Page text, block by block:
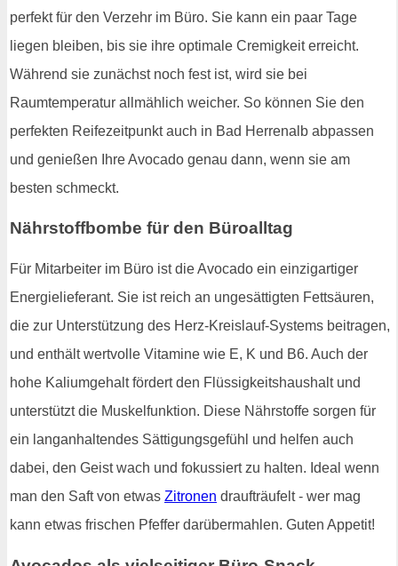
perfekt für den Verzehr im Büro. Sie kann ein paar Tage
liegen bleiben, bis sie ihre optimale Cremigkeit erreicht.
Während sie zunächst noch fest ist, wird sie bei
Raumtemperatur allmählich weicher. So können Sie den
perfekten Reifezeitpunkt auch in Bad Herrenalb abpassen
und genießen Ihre Avocado genau dann, wenn sie am
besten schmeckt.
Nährstoffbombe für den Büroalltag
Für Mitarbeiter im Büro ist die Avocado ein einzigartiger
Energielieferant. Sie ist reich an ungesättigten Fettsäuren,
die zur Unterstützung des Herz-Kreislauf-Systems beitragen,
und enthält wertvolle Vitamine wie E, K und B6. Auch der
hohe Kaliumgehalt fördert den Flüssigkeitshaushalt und
unterstützt die Muskelfunktion. Diese Nährstoffe sorgen für
ein langanhaltendes Sättigungsgefühl und helfen auch
dabei, den Geist wach und fokussiert zu halten. Ideal wenn
man den Saft von etwas Zitronen draufträufelt - wer mag
kann etwas frischen Pfeffer darübermahlen. Guten Appetit!